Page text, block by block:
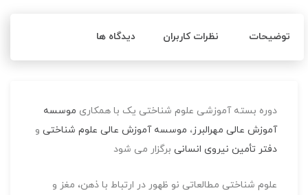
توضیحات نظرات کاربران دیدگاه ها
دوره بسته آموزشی علوم شناختی یک با همکاری موسسه
آموزش عالی مهرالبرز، موسسه آموزش عالی علوم شناختی و
دفتر تأمین نیروی انسانی برگزار می شود
علوم شناختی مطالعاتی نو ظهور در ارتباط با ذهن، مغز و